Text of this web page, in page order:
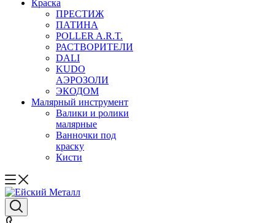
Краска
ПРЕСТИЖ
ПАТИНА
POLLER A.R.T.
РАСТВОРИТЕЛИ
DALI
KUDO
АЭРОЗОЛИ
ЭКОДОМ
Малярный инструмент
Валики и ролики
малярные
Ванночки под
краску
Кисти